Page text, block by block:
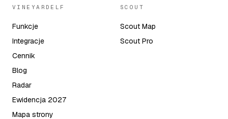
VINEYARDELF
Funkcje
Integracje
Cennik
Blog
Radar
Ewidencja 2027
Mapa strony
SCOUT
Scout Map
Scout Pro